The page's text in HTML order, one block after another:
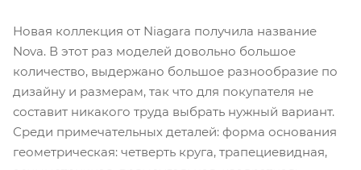
Новая коллекция от Niagara получила название
Nova. В этот раз моделей довольно большое
количество, выдержано большое разнообразие по
дизайну и размерам, так что для покупателя не
составит никакого труда выбрать нужный вариант.
Среди примечательных деталей: форма основания
геометрическая: четверть круга, трапециевидная,